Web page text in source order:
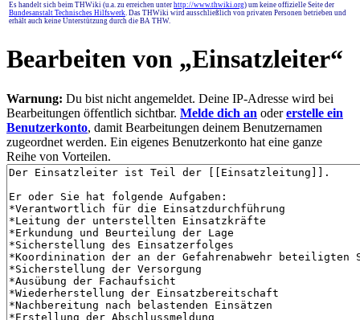
Es handelt sich beim THWiki (u.a. zu erreichen unter http://www.thwiki.org) um keine offizielle Seite der
Bundesanstalt Technisches Hilfswerk. Das THWiki wird ausschließlich von privaten Personen betrieben und
erhält auch keine Unterstützung durch die BA THW.
Bearbeiten von „Einsatzleiter“
Warnung: Du bist nicht angemeldet. Deine IP-Adresse wird bei
Bearbeitungen öffentlich sichtbar. Melde dich an odererstelle ein
Benutzerkonto, damit Bearbeitungen deinem Benutzernamen
zugeordnet werden. Ein eigenes Benutzerkonto hat eine ganze
Reihe von Vorteilen.